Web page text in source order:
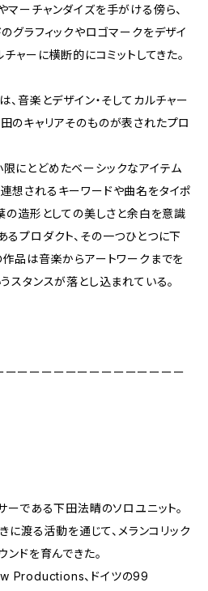
ーチャンダイズを手がける傍ら、
グラフィックやロゴマークをデザイ
チャーに横断的にコミットしてきた。
音楽とデザイン・そしてカルチャー
のキャリアそのものが表されたプロ
にとどめたベーシックなアイテム
想されるキーワードや曲名をタイポ
の造形としての美しさと余白を意識
プロダクト、その一つひとつに下
作品は音楽からアートワークまでを
スタンスが落とし込まれている。
ーーーーーーーーーーーーーー
である下田法晴のソロユニット。
渡る活動を通じて、メランコリック
ドを育んできた。
Productions、ドイツの99